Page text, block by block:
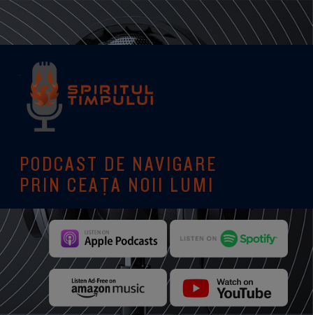
PODCAST DE NAVIGARE
PRIN CEAȚA NOII LUMI